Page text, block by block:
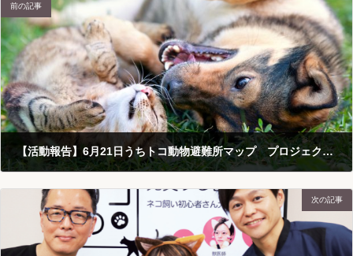
前の記事
【活動報告】6月21日うちトコ動物避難所マップ プロジェクトミーティング
次の記事